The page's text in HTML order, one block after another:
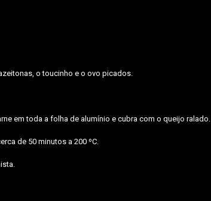
o toucinho e o ovo picados.
em toda a folha de alumínio e cubra com o queijo ralado.
de 50 minutos a 200 ºC.